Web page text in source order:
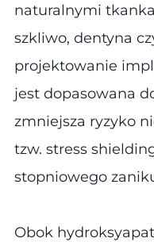
naturalnymi
szkliwo, dentyna
projektowanie
jest dopasowana
zmniejsza ryzyko
tzw. stress
stopniowego
Obok